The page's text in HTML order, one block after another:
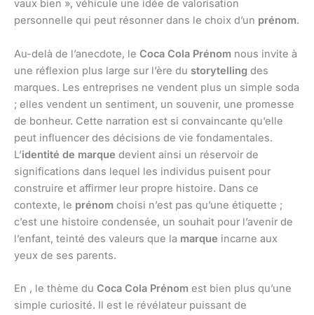
vaux bien », véhicule une idée de valorisation
personnelle qui peut résonner dans le choix d’un prénom.
Au-delà de l’anecdote, le Coca Cola Prénom nous invite à
une réflexion plus large sur l’ère du storytelling des
marques. Les entreprises ne vendent plus un simple soda
; elles vendent un sentiment, un souvenir, une promesse
de bonheur. Cette narration est si convaincante qu’elle
peut influencer des décisions de vie fondamentales.
L’identité de marque devient ainsi un réservoir de
significations dans lequel les individus puisent pour
construire et affirmer leur propre histoire. Dans ce
contexte, le prénom choisi n’est pas qu’une étiquette ;
c’est une histoire condensée, un souhait pour l’avenir de
l’enfant, teinté des valeurs que la marque incarne aux
yeux de ses parents.
En , le thème du Coca Cola Prénom est bien plus qu’une
simple curiosité. Il est le révélateur puissant de